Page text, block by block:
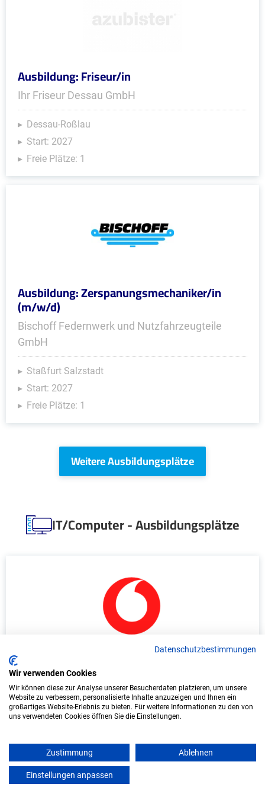
Ausbildung: Friseur/in
Ihr Friseur Dessau GmbH
Dessau-Roßlau
Start: 2027
Freie Plätze: 1
Ausbildung: Zerspanungsmechaniker/in
(m/w/d)
Bischoff Federnwerk und Nutzfahrzeugteile
GmbH
Staßfurt Salzstadt
Start: 2027
Freie Plätze: 1
Weitere Ausbildungsplätze
IT/Computer - Ausbildungsplätze
virtuellen Campus - Vodafone GmbH -
Eschborn
Vodafone GmbH
(Internationale Hochschule)
bundesweit
Datenschutzbestimmungen
Wir verwenden Cookies
Wir können diese zur Analyse unserer Besucherdaten platzieren, um unsere
Website zu verbessern, personalisierte Inhalte anzuzeigen und Ihnen ein
großartiges Website-Erlebnis zu bieten. Für weitere Informationen zu den von
uns verwendeten Cookies öffnen Sie die Einstellungen.
Zustimmung Ablehnen
Einstellungen anpassen